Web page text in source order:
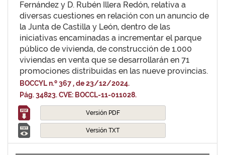
Fernández y D. Rubén Illera Redón, relativa a
diversas cuestiones en relación con un anuncio de
la Junta de Castilla y León, dentro de las
iniciativas encaminadas a incrementar el parque
público de vivienda, de construcción de 1.000
viviendas en venta que se desarrollarán en 71
promociones distribuidas en las nueve provincias.
BOCCYL n.º 367 , de 23/12/2024.
Pág. 34823. CVE: BOCCL-11-011028.
Versión PDF
Versión TXT